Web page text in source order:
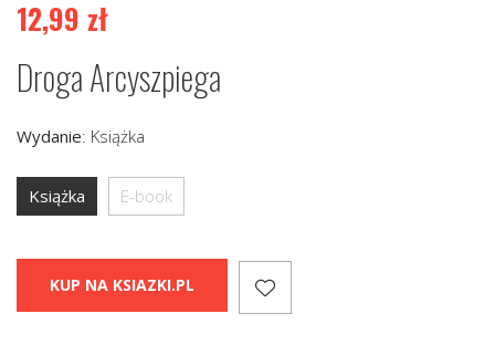
12,99 zł
Droga Arcyszpiega
Wydanie: Książka
Książka E-book
KUP NA KSIAZKI.PL